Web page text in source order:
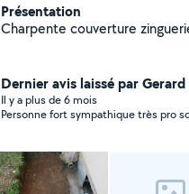
Présentation
Charpente couverture
Dernier avis laissé par
Il y a plus de 6 mois
Personne fort sympathique très pro